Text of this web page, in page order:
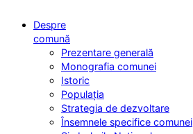
Despre
comună
Prezentare generală
Monografia comunei
Istoric
Populația
Strategia de dezvoltare
Însemnele specifice comunei